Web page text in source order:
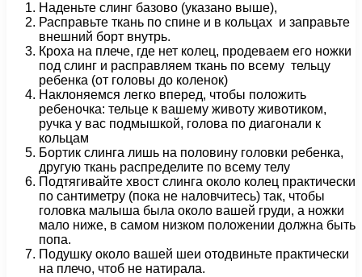
Наденьте слинг базово (указано выше),
Расправьте ткань по спине и в кольцах и заправьте
внешний борт внутрь.
Кроха на плече, где нет колец, продеваем его ножки
под слинг и расправляем ткань по всему тельцу
ребенка (от головы до коленок)
Наклоняемся легко вперед, чтобы положить
ребеночка: тельце к вашему животу животиком,
ручка у вас подмышкой, голова по диагонали к
кольцам
Бортик слинга лишь на половину головки ребенка,
другую ткань распределите по всему телу
Подтягивайте хвост слинга около колец практически
по сантиметру (пока не наловчитесь) так, чтобы
головка малыша была около вашей груди, а ножки
мало ниже, в самом низком положении должна быть
попа.
Подушку около вашей шеи отодвиньте практически
на плечо, чтоб не натирала.